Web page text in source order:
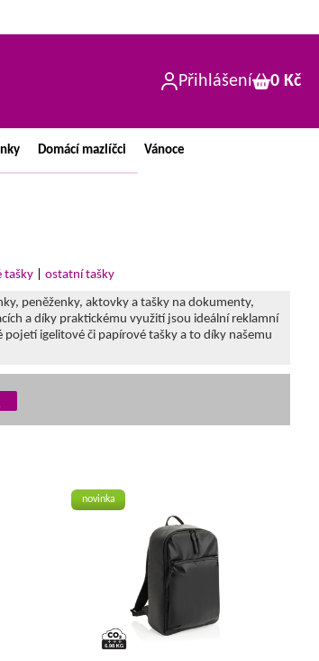
Přihlášení 0 Kč
Domácí mazlíčci Vánoce
tašky ostatní tašky
peněženky, aktovky a tašky na dokumenty,
a díky praktickému využití jsou ideální reklamní
igelitové či papírové tašky a to díky našemu
novinka